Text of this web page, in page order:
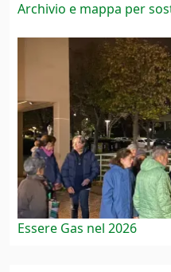
Archivio e mappa per
Essere Gas nel 2026